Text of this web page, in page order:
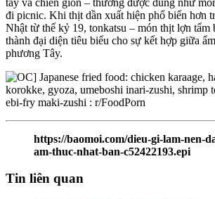
đi picnic. Khi thịt dần xuất hiện phổ biến hơn
Nhật từ thế kỷ 19, tonkatsu – món thịt lợn tẩm
thành đại diện tiêu biểu cho sự kết hợp giữa
phương Tây.
https://baomoi.com/dieu-gi-lam-nen-
am-thuc-nhat-ban-c52422193.epi
Tin liên quan